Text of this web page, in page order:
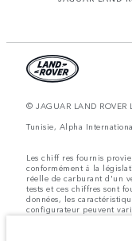
© JAGUAR LAND ROVER
Tunisie, Alpha
Les chiff res fournis
conformément å la
réelle de carburant d'un
tests et ces chiffres sont
données, les
configurateur peuvent